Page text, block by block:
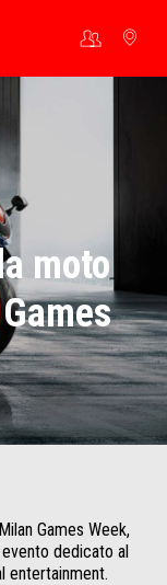
moto
Games Week,
dedicato al
entertainment.